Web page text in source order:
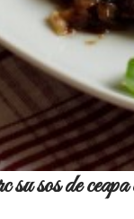
su sos de